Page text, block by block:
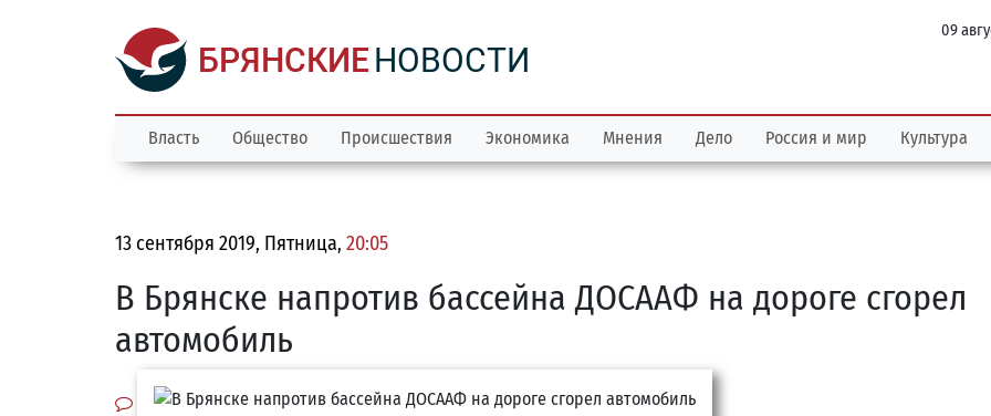
БРЯНСКИЕНОВОСТИ
09
Власть Общество Происшествия Экономика Мнения Дело Россия и мир Культура
13 сентября 2019, Пятница, 20:05
В Брянске напротив бассейна ДОСААФ на дороге сгорел
автомобиль